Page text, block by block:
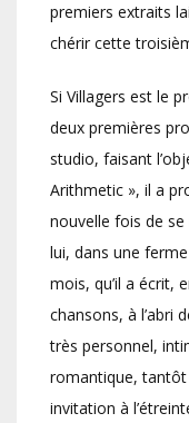
premiers extraits
chérir cette
Si Villagers est le
deux premières
studio, faisant
Arithmetic », il a
nouvelle fois de se
lui, dans une
mois, qu’il a écrit,
chansons, à l’abri
très personnel,
romantique, tantôt
invitation à